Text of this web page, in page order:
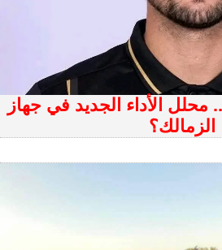
محلل الأداء الجديد في جهاز
الزمالك؟